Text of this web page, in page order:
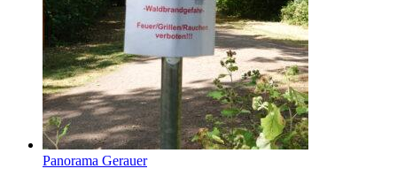
Panorama Gerauer